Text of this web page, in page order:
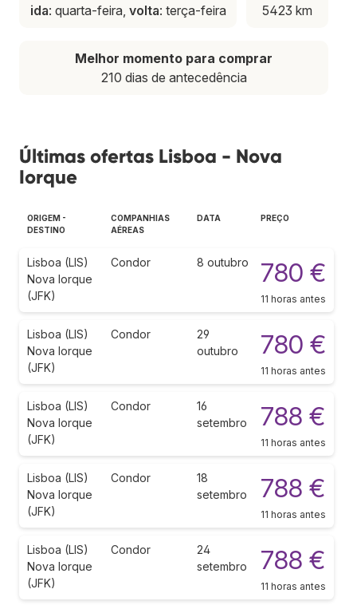
ida: quarta-feira, volta: terça-feira
5423 km
Melhor momento para comprar
210 dias de antecedência
Últimas ofertas Lisboa - Nova
Iorque
ORIGEM -
DESTINO
COMPANHIAS
AÉREAS
DATA PREÇO
Lisboa (LIS)
Nova Iorque
(JFK)
Condor 8 outubro 780 €
11 horas antes
Lisboa (LIS)
Nova Iorque
(JFK)
Condor
29
outubro
780 €
11 horas antes
Lisboa (LIS)
Nova Iorque
(JFK)
Condor
16
setembro
788 €
11 horas antes
Lisboa (LIS)
Nova Iorque
(JFK)
Condor
18
setembro
788 €
11 horas antes
Lisboa (LIS)
Nova Iorque
(JFK)
Condor
24
setembro
788 €
11 horas antes